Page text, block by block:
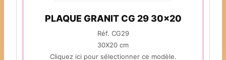
PLAQUE GRANIT CG 29 30x20
Réf. CG29
30X20 cm
Cliquez ici pour sélectionner ce modèle.